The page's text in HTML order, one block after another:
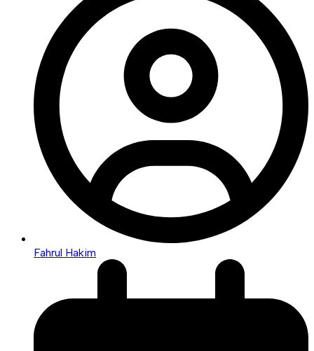
Fahrul Hakim